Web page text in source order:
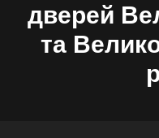
дверей
та